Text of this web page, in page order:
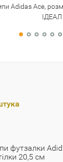
Adidas Ace,
ІДЕАЛ
футзалки
20,5 см